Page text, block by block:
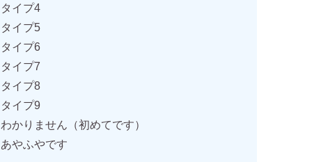
タイプ4
タイプ5
タイプ6
タイプ7
タイプ8
タイプ9
わかりません（初めてです）
あやふやです